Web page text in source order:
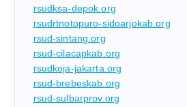
rsudksa-depok.org
rsudrtnotopuro-sidoarjokab.org
rsud-sintang.org
rsud-cilacapkab.org
rsudkoja-jakarta.org
rsud-brebeskab.org
rsud-sulbarprov.org